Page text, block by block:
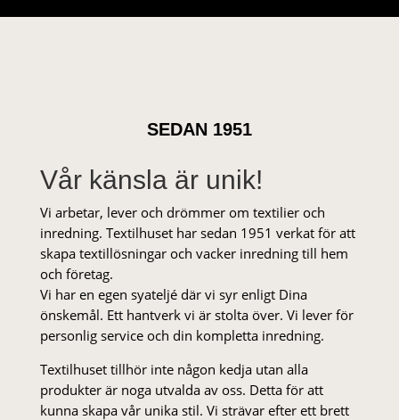
SEDAN 1951
Vår känsla är unik!
Vi arbetar, lever och drömmer om textilier och
inredning. Textilhuset har sedan 1951 verkat för att
skapa textillösningar och vacker inredning till hem
och företag.
Vi har en egen syateljé där vi syr enligt Dina
önskemål. Ett hantverk vi är stolta över. Vi lever för
personlig service och din kompletta inredning.
Textilhuset tillhör inte någon kedja utan alla
produkter är noga utvalda av oss. Detta för att
kunna skapa vår unika stil. Vi strä­var efter ett brett